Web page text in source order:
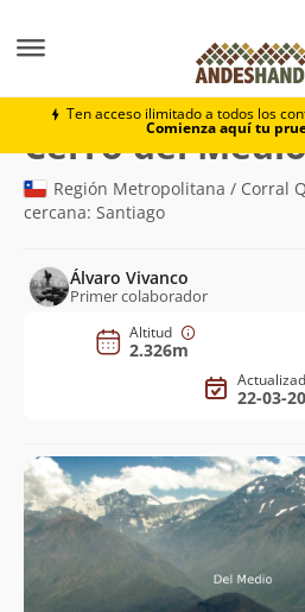
Ten acceso ilimitado a todos los
Comienza aquí tu
Cerro del Medio
Cerro del
Región Metropolitana / Corral
cercana: Santiago
Álvaro Vivanco
Primer colaborador
Altitud
2.326m
22-03-